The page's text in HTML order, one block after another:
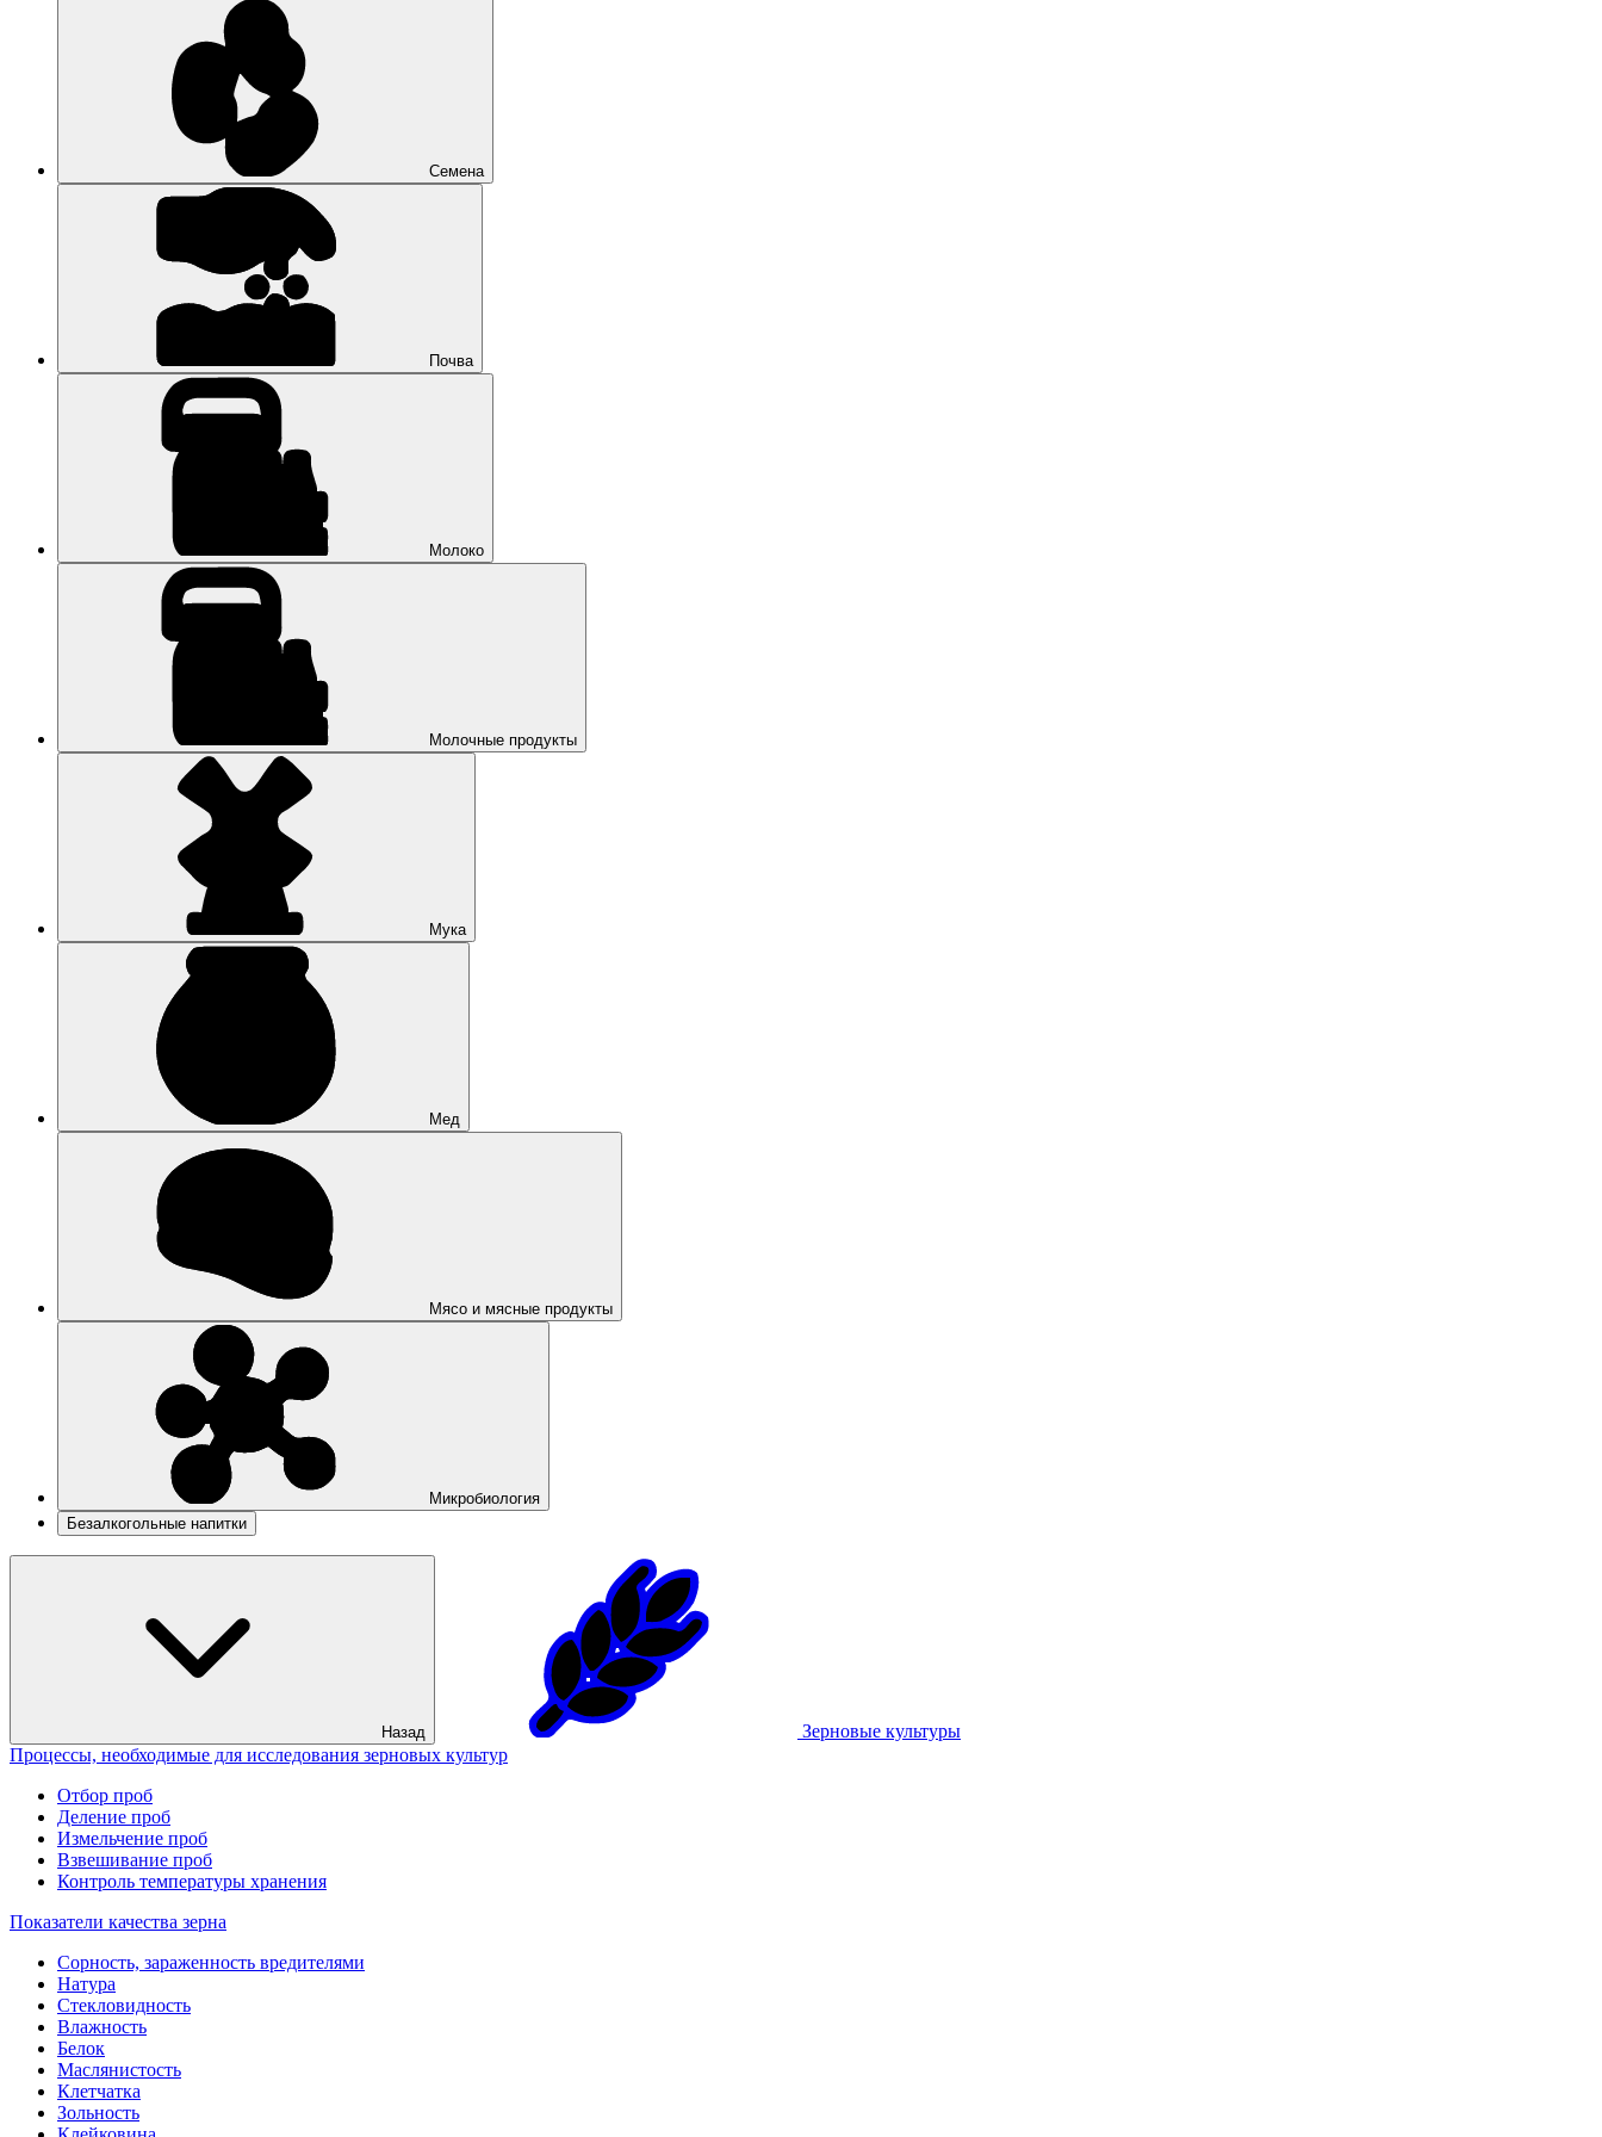
Семена
Почва
Молоко
Молочные продукты
Мука
Мед
Мясо и мясные продукты
Микробиология
Безалкогольные напитки
Назад
Зерновые культуры
Процессы, необходимые для исследования зерновых культур
Отбор проб
Деление проб
Измельчение проб
Взвешивание проб
Контроль температуры хранения
Показатели качества зерна
Сорность, зараженность вредителями
Натура
Стекловидность
Влажность
Белок
Маслянистость
Клетчатка
Зольность